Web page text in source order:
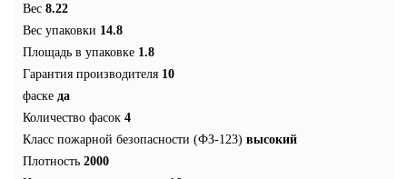
Вес 8.22
Вес упаковки 14.8
Площадь в упаковке 1.8
Гарантия производителя 10
фаске да
Количество фасок 4
Класс пожарной безопасности (ФЗ-123) высокий
Плотность 2000